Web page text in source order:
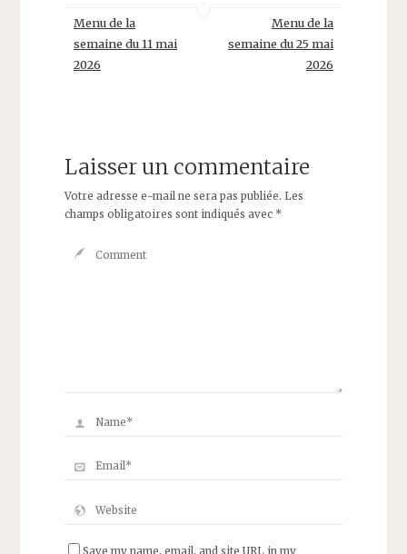
Menu de la
semaine du 11 mai
2026
Menu de la
semaine du 25 mai
2026
Laisser un commentaire
Votre adresse e-mail ne sera pas publiée. Les
champs obligatoires sont indiqués avec *
Save my name, email, and site URL in my